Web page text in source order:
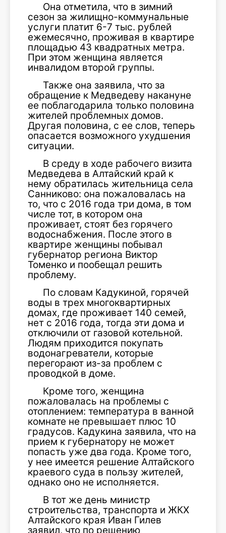
Она отметила, что в зимний
сезон за жилищно-коммунальные
услуги платит 6-7 тыс. рублей
ежемесячно, проживая в квартире
площадью 43 квадратных метра.
При этом женщина является
инвалидом второй группы.
Также она заявила, что за
обращение к Медведеву накануне
ее поблагодарила только половина
жителей проблемных домов.
Другая половина, с ее слов, теперь
опасается возможного ухудшения
ситуации.
В среду в ходе рабочего визита
Медведева в Алтайский край к
нему обратилась жительница села
Санниково: она пожаловалась на
то, что с 2016 года три дома, в том
числе тот, в котором она
проживает, стоят без горячего
водоснабжения. После этого в
квартире женщины побывал
губернатор региона Виктор
Томенко и пообещал решить
проблему.
По словам Кадукиной, горячей
воды в трех многоквартирных
домах, где проживает 140 семей,
нет с 2016 года, тогда эти дома и
отключили от газовой котельной.
Людям приходится покупать
водонагреватели, которые
перегорают из-за проблем с
проводкой в доме.
Кроме того, женщина
пожаловалась на проблемы с
отоплением: температура в ванной
комнате не превышает плюс 10
градусов. Кадукина заявила, что на
прием к губернатору не может
попасть уже два года. Кроме того,
у нее имеется решение Алтайского
краевого суда в пользу жителей,
однако оно не исполняется.
В тот же день министр
строительства, транспорта и ЖКХ
Алтайского края Иван Гилев
заявил, что по решению